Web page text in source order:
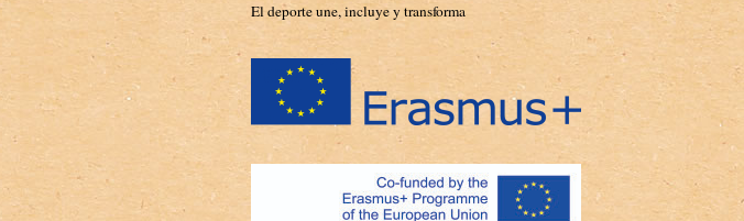
El deporte une, incluye y transforma